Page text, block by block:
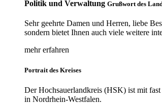
Politik und Verwaltung Grußwort des
Sehr geehrte Damen und Herren, liebe
sondern bietet Ihnen auch viele weitere
mehr erfahren
Portrait des Kreises
Der Hochsauerlandkreis (HSK) ist mit
in Nordrhein-Westfalen.